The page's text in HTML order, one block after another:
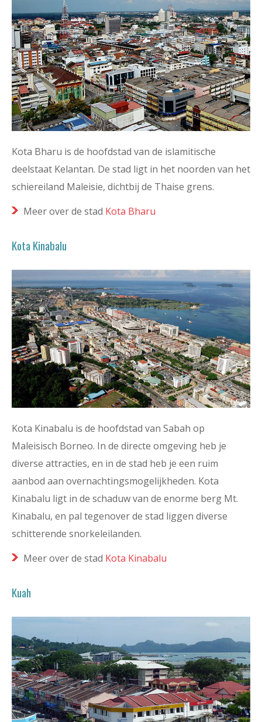
Kota Bharu is de hoofdstad van de islamitische
deelstaat Kelantan. De stad ligt in het noorden van het
schiereiland Maleisie, dichtbij de Thaise grens.
Meer over de stad Kota Bharu
Kota Kinabalu
Kota Kinabalu is de hoofdstad van Sabah op
Maleisisch Borneo. In de directe omgeving heb je
diverse attracties, en in de stad heb je een ruim
aanbod aan overnachtingsmogelijkheden. Kota
Kinabalu ligt in de schaduw van de enorme berg Mt.
Kinabalu, en pal tegenover de stad liggen diverse
schitterende snorkeleilanden.
Meer over de stad Kota Kinabalu
Kuah